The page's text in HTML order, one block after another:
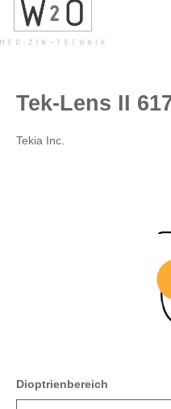
springen
Tek-Lens II
Tekia Inc.
Dioptrienbereich